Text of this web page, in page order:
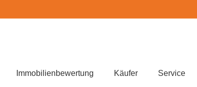
Immobilienbewertung Käufer Service